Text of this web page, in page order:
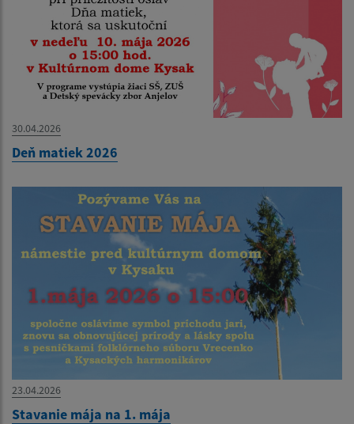
30.04.2026
Deň matiek 2026
23.04.2026
Stavanie mája na 1. mája